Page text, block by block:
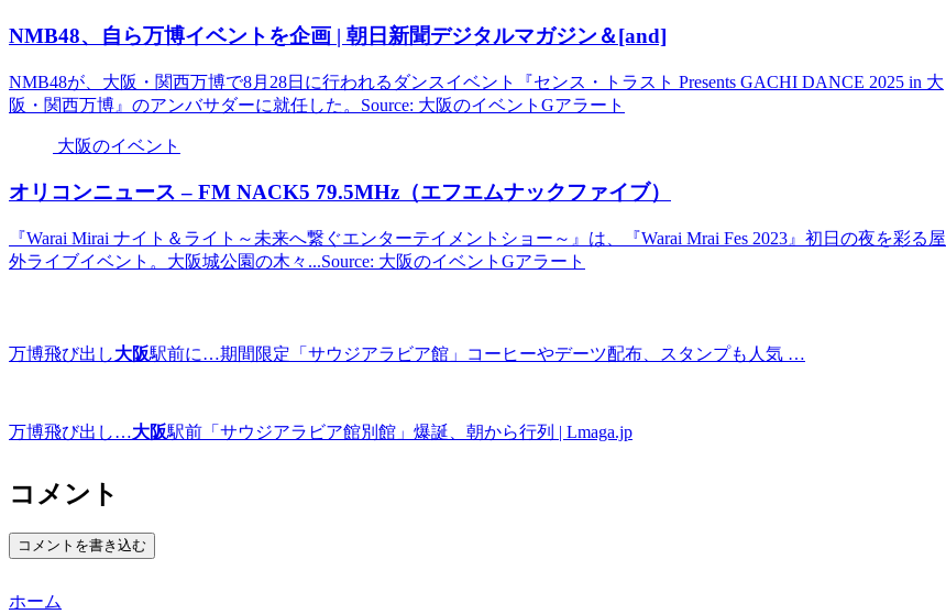
NMB48、自ら万博イベント を企画 | 朝日新聞デジタルマガジン＆[and]
NMB48が、大阪・関西万博で8月28日に行われるダンスイベント『センス・トラスト Presents GACHI DANCE 2025 in 大
阪・関西万博』のアンバサダーに就任した。Source: 大阪のイベントGアラート
大阪のイベント
オリコンニュース – FM NACK5 79.5MHz（エフエムナックファイブ）
『Warai Mirai ナイト＆ライト～未来へ繋ぐエンターテイメントショー～』は、『Warai Mrai Fes 2023』初日の夜を彩る屋
外ライブイベント。大阪城公園の木々...Source: 大阪のイベントGアラート
万博飛び出し大阪駅前に…期間限定「サウジアラビア館」コーヒーやデーツ配布、スタンプも人気 …
万博飛び出し…大阪駅前「サウジアラビア館別館」爆誕、朝から行列 | Lmaga.jp
コメント
コメントを書き込む
ホーム